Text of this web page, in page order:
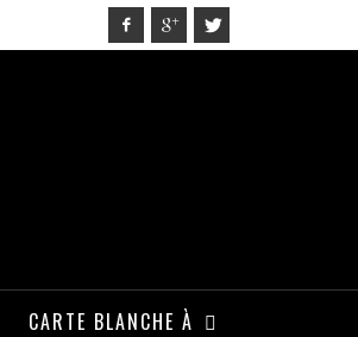
CARTE BLANCHE À